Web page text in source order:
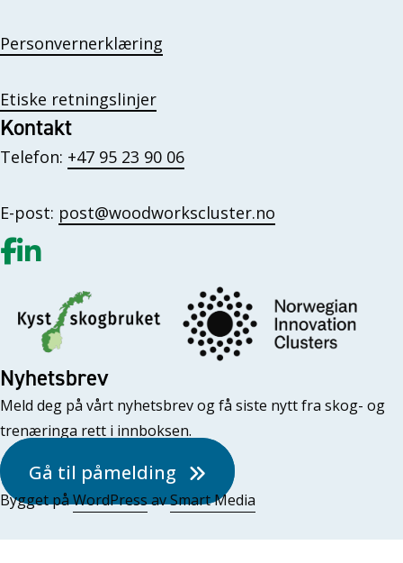
Personvernerklæring
Etiske retningslinjer
Kontakt
Telefon: +47 95 23 90 06
E-post: post@woodworkscluster.no
Gå til vår Facebook
Gå til vår LinkedIn
Nyhetsbrev
Meld deg på vårt nyhetsbrev og få siste nytt fra skog- og
trenæringa rett i innboksen.
Gå til påmelding
Bygget påWordPressavSmart Media